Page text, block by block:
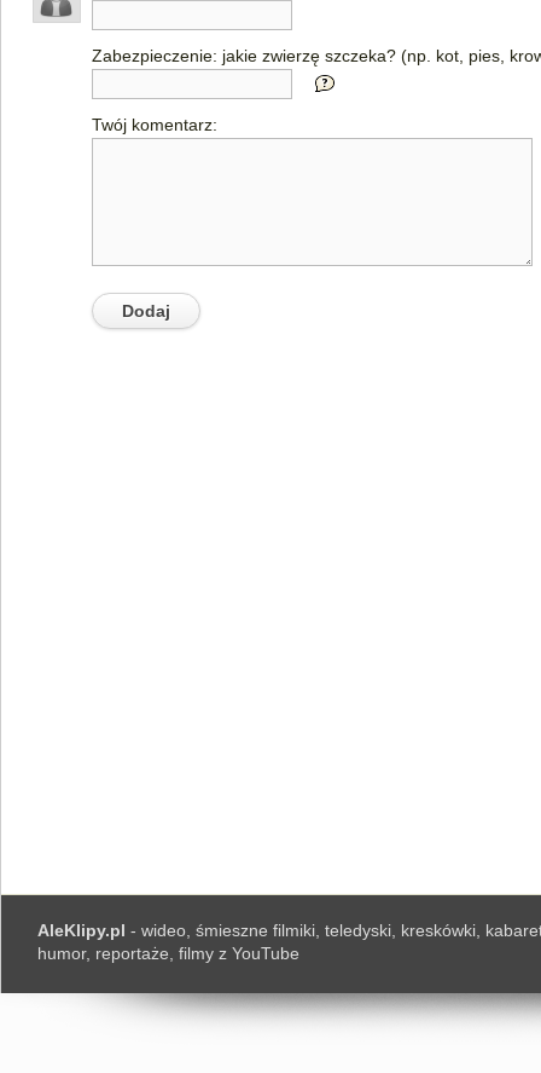
Zabezpieczenie: jakie zwierzę szczeka? (np. kot, pies,
Twój komentarz:
AleKlipy.pl - wideo, śmieszne filmiki, teledyski, kreskówki,
humor, reportaże, filmy z YouTube